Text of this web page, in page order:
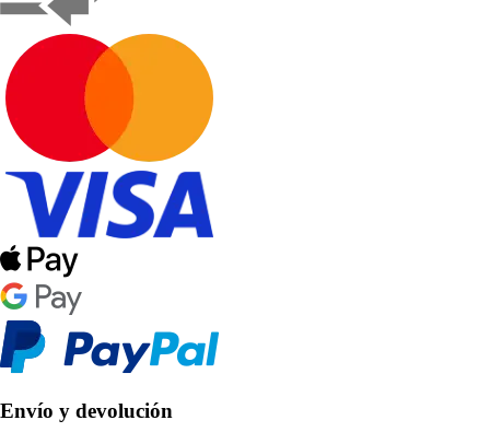
Envío y devolución